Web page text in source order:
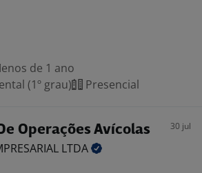
de 1 ano
(1º grau)
Presencial
Operações Avícolas 30 jul
LTDA